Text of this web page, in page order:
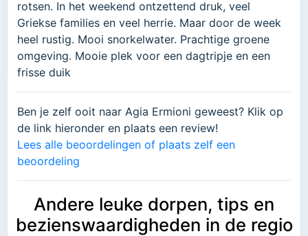
rotsen. In het weekend ontzettend druk, veel
Griekse families en veel herrie. Maar door de week
heel rustig. Mooi snorkelwater. Prachtige groene
omgeving. Mooie plek voor een dagtripje en een
frisse duik
Ben je zelf ooit naar Agia Ermioni geweest? Klik op
de link hieronder en plaats een review!
Lees alle beoordelingen of plaats zelf een
beoordeling
Andere leuke dorpen, tips en
bezienswaardigheden in de regio